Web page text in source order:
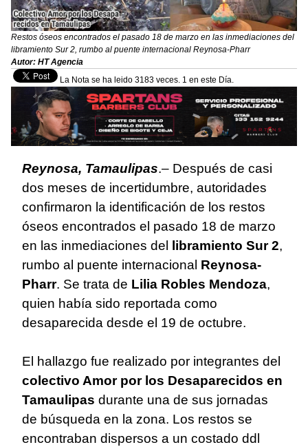
Restos óseos encontrados el pasado 18 de marzo en las inmediaciones del
libramiento Sur 2, rumbo al puente internacional Reynosa-Pharr
Autor: HT Agencia
La Nota se ha leido 3183 veces. 1 en este Día.
Reynosa, Tamaulipas.– Después de casi
dos meses de incertidumbre, autoridades
confirmaron la identificación de los restos
óseos encontrados el pasado 18 de marzo
en las inmediaciones del
libramiento Sur 2,
rumbo al puente internacional Reynosa-
Pharr. Se trata de Lilia Robles Mendoza,
quien había sido reportada como
desaparecida desde el 19 de octubre.
El hallazgo fue realizado por integrantes del
colectivo Amor por los Desaparecidos en
Tamaulipas durante una de sus jornadas
de búsqueda en la zona. Los restos se
encontraban dispersos a un costado ddl